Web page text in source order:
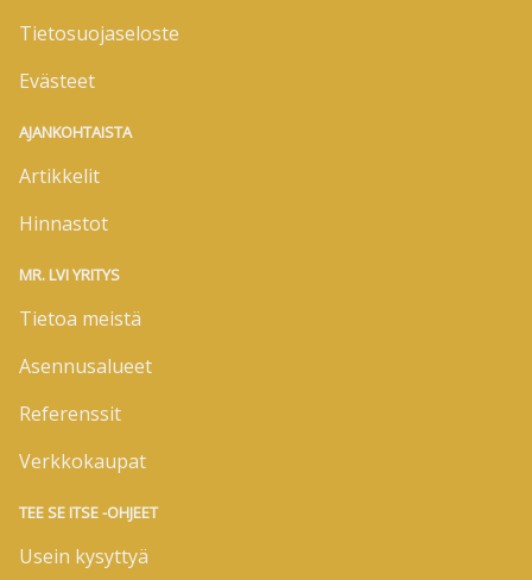
Tietosuojaseloste
Evästeet
AJANKOHTAISTA
Artikkelit
Hinnastot
MR. LVI YRITYS
Tietoa meistä
Asennusalueet
Referenssit
Verkkokaupat
TEE SE ITSE -OHJEET
Usein kysyttyä